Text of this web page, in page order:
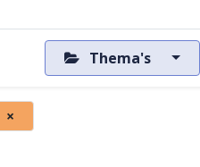
Thema's
×